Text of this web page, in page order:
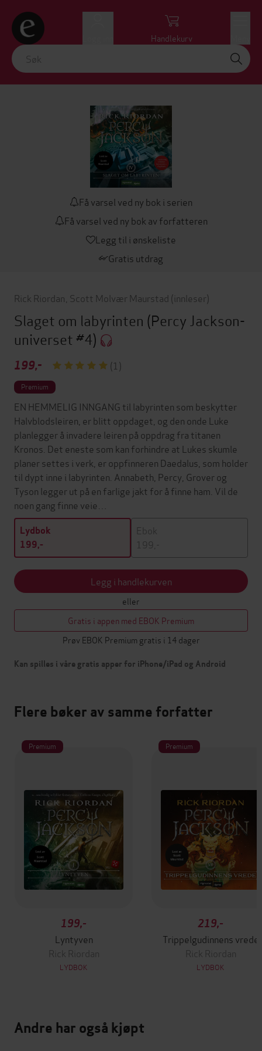
Handlekurv
Få varsel ved ny bok i serien
Få varsel ved ny bok av forfatteren
Legg til i ønskeliste
Gratis utdrag
Rick Riordan Scott Molvær Maurstad (innleser)
Slaget om labyrinten (Percy Jackson-
universet #4)
199,- (1)
Premium
EN HEMMELIG INNGANG til labyrinten som beskytter
Halvblodsleiren, er blitt oppdaget, og den onde Luke
planlegger å invadere leiren på oppdrag fra titanen
Kronos. Det eneste som kan forhindre at Lukes skumle
planer settes i verk, er oppfinneren Daedalus, som holder
til dypt inne i labyrinten. Annabeth, Percy, Grover og
Tyson legger ut på en farlige jakt for å finne ham. Vil de
noen gang finne veie…
Lydbok
199,-
Ebok
199,-
Legg i handlekurven
eller
Gratis i appen med EBOK Premium
Prøv EBOK Premium gratis i 14 dager
Kan spilles i våre gratis apper for iPhone/iPad og Android
Flere bøker av samme forfatter
Premium
199,-
Lyntyven
Rick Riordan
LYDBOK
Premium
219,-
Trippelgudinnens vrede
Rick Riordan
LYDBOK
Andre har også kjøpt